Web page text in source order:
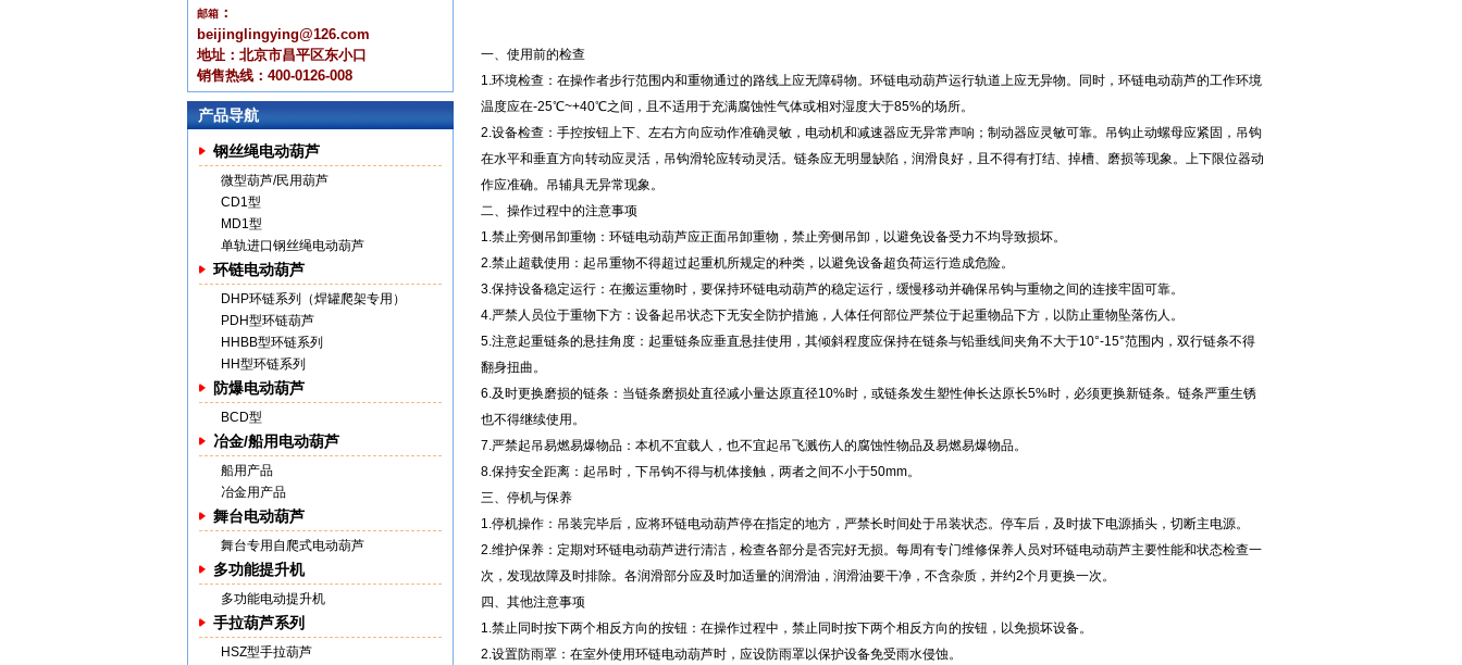
邮箱 ：
beijinglingying@126.com
地址：北京市昌平区东小口
销售热线：400-0126-008
产品导航
钢丝绳电动葫芦
微型葫芦/民用葫芦
CD1型
MD1型
单轨进口钢丝绳电动葫芦
环链电动葫芦
DHP环链系列（焊罐爬架专用）
PDH型环链葫芦
HHBB型环链系列
HH型环链系列
防爆电动葫芦
BCD型
冶金/船用电动葫芦
船用产品
冶金用产品
舞台电动葫芦
舞台专用自爬式电动葫芦
多功能提升机
多功能电动提升机
手拉葫芦系列
HSZ型手拉葫芦
一、使用前的检查
1.环境检查：在操作者步行范围内和重物通过的路线上应无障碍物。环链电动葫芦运行轨道上应无异物。同时，环链电动葫芦的工作环境
温度应在-25℃~+40℃之间，且不适用于充满腐蚀性气体或相对湿度大于85%的场所。
2.设备检查：手控按钮上下、左右方向应动作准确灵敏，电动机和减速器应无异常声响；制动器应灵敏可靠。吊钩止动螺母应紧固，吊钩
在水平和垂直方向转动应灵活，吊钩滑轮应转动灵活。链条应无明显缺陷，润滑良好，且不得有打结、掉槽、磨损等现象。上下限位器动
作应准确。吊辅具无异常现象。
二、操作过程中的注意事项
1.禁止旁侧吊卸重物：环链电动葫芦应正面吊卸重物，禁止旁侧吊卸，以避免设备受力不均导致损坏。
2.禁止超载使用：起吊重物不得超过起重机所规定的种类，以避免设备超负荷运行造成危险。
3.保持设备稳定运行：在搬运重物时，要保持环链电动葫芦的稳定运行，缓慢移动并确保吊钩与重物之间的连接牢固可靠。
4.严禁人员位于重物下方：设备起吊状态下无安全防护措施，人体任何部位严禁位于起重物品下方，以防止重物坠落伤人。
5.注意起重链条的悬挂角度：起重链条应垂直悬挂使用，其倾斜程度应保持在链条与铅垂线间夹角不大于10°-15°范围内，双行链条不得
翻身扭曲。
6.及时更换磨损的链条：当链条磨损处直径减小量达原直径10%时，或链条发生塑性伸长达原长5%时，必须更换新链条。链条严重生锈
也不得继续使用。
7.严禁起吊易燃易爆物品：本机不宜载人，也不宜起吊飞溅伤人的腐蚀性物品及易燃易爆物品。
8.保持安全距离：起吊时，下吊钩不得与机体接触，两者之间不小于50mm。
三、停机与保养
1.停机操作：吊装完毕后，应将环链电动葫芦停在指定的地方，严禁长时间处于吊装状态。停车后，及时拔下电源插头，切断主电源。
2.维护保养：定期对环链电动葫芦进行清洁，检查各部分是否完好无损。每周有专门维修保养人员对环链电动葫芦主要性能和状态检查一
次，发现故障及时排除。各润滑部分应及时加适量的润滑油，润滑油要干净，不含杂质，并约2个月更换一次。
四、其他注意事项
1.禁止同时按下两个相反方向的按钮：在操作过程中，禁止同时按下两个相反方向的按钮，以免损坏设备。
2.设置防雨罩：在室外使用环链电动葫芦时，应设防雨罩以保护设备免受雨水侵蚀。